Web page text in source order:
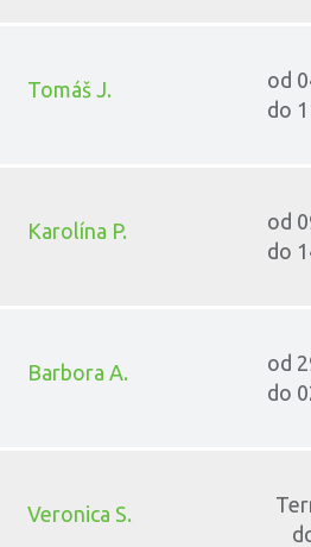
Tomáš J.
od
do
Karolína P.
od
do
Barbora A.
od
do
Veronica S.